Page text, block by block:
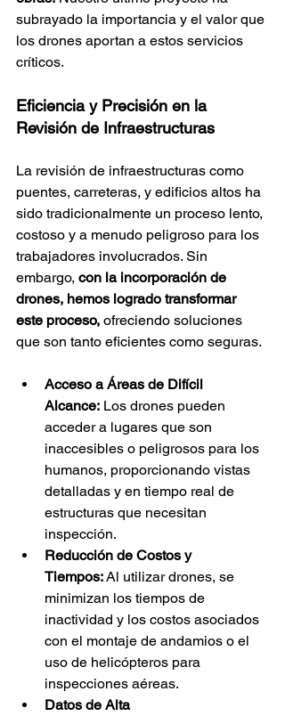
subrayado la importancia y el valor que
los drones aportan a estos servicios
críticos.
Eficiencia y Precisión en la
Revisión de Infraestructuras
La revisión de infraestructuras como
puentes, carreteras, y edificios altos ha
sido tradicionalmente un proceso lento,
costoso y a menudo peligroso para los
trabajadores involucrados. Sin
embargo, con la incorporación de
drones, hemos logrado transformar
este proceso, ofreciendo soluciones
que son tanto eficientes como seguras.
Acceso a Áreas de Difícil
Alcance: Los drones pueden
acceder a lugares que son
inaccesibles o peligrosos para los
humanos, proporcionando vistas
detalladas y en tiempo real de
estructuras que necesitan
inspección.
Reducción de Costos y
Tiempos: Al utilizar drones, se
minimizan los tiempos de
inactividad y los costos asociados
con el montaje de andamios o el
uso de helicópteros para
inspecciones aéreas.
Datos de Alta